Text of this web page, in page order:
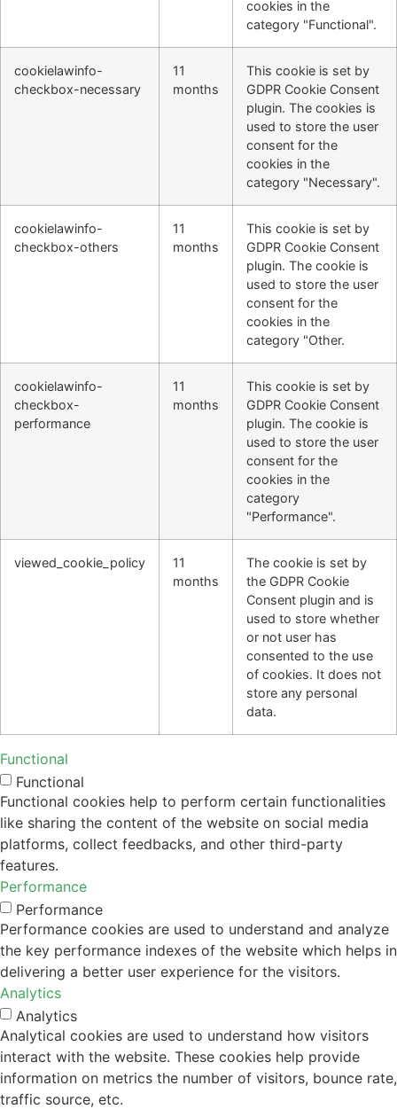
cookies in the
category "Functional".
cookielawinfo-
checkbox-necessary
11
months
This cookie is set by
GDPR Cookie Consent
plugin. The cookies is
used to store the user
consent for the
cookies in the
category "Necessary".
cookielawinfo-
checkbox-others
11
months
This cookie is set by
GDPR Cookie Consent
plugin. The cookie is
used to store the user
consent for the
cookies in the
category "Other.
cookielawinfo-
checkbox-
performance
11
months
This cookie is set by
GDPR Cookie Consent
plugin. The cookie is
used to store the user
consent for the
cookies in the
category
"Performance".
viewed_cookie_policy
11
months
The cookie is set by
the GDPR Cookie
Consent plugin and is
used to store whether
or not user has
consented to the use
of cookies. It does not
store any personal
data.
Functional
Functional
Functional cookies help to perform certain functionalities
like sharing the content of the website on social media
platforms, collect feedbacks, and other third-party
features.
Performance
Performance
Performance cookies are used to understand and analyze
the key performance indexes of the website which helps in
delivering a better user experience for the visitors.
Analytics
Analytics
Analytical cookies are used to understand how visitors
interact with the website. These cookies help provide
information on metrics the number of visitors, bounce rate,
traffic source, etc.